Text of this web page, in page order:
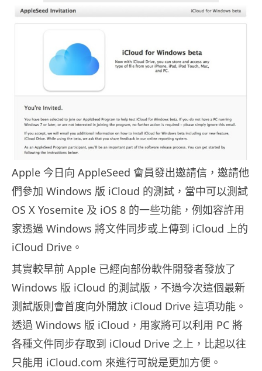
Apple 今日向 AppleSeed 會員發出邀請信，邀請他
們參加 Windows 版 iCloud 的測試，當中可以測試
OS X Yosemite 及 iOS 8 的一些功能，例如容許用
家透過 Windows 將文件同步或上傳到 iCloud 上的
iCloud Drive。
其實較早前 Apple 已經向部份軟件開發者發放了
Windows 版 iCloud 的測試版，不過今次這個最新
測試版則會首度向外開放 iCloud Drive 這項功能。
透過 Windows 版 iCloud，用家將可以利用 PC 將
各種文件同步存取到 iCloud Drive 之上，比起以往
只能用 iCloud.com 來進行可說是更加方便。